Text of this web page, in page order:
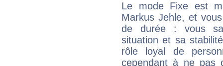
Le mode Fixe est
Markus Jehle, et
de durée : vous
situation et sa
rôle loyal de
cependant à ne pas